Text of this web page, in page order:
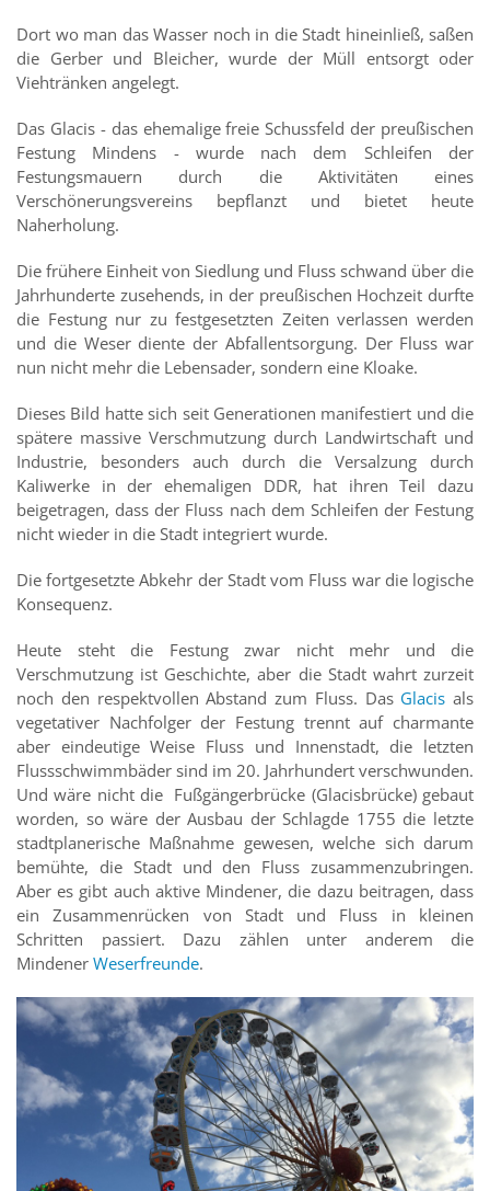
Dort wo man das Wasser noch in die Stadt hineinließ, saßen
die Gerber und Bleicher, wurde der Müll entsorgt oder
Viehtränken angelegt.
Das Glacis - das ehemalige freie Schussfeld der preußischen
Festung Mindens - wurde nach dem Schleifen der
Festungsmauern durch die Aktivitäten eines
Verschönerungsvereins bepflanzt und bietet heute
Naherholung.
Die frühere Einheit von Siedlung und Fluss schwand über die
Jahrhunderte zusehends, in der preußischen Hochzeit durfte
die Festung nur zu festgesetzten Zeiten verlassen werden
und die Weser diente der Abfallentsorgung. Der Fluss war
nun nicht mehr die Lebensader, sondern eine Kloake.
Dieses Bild hatte sich seit Generationen manifestiert und die
spätere massive Verschmutzung durch Landwirtschaft und
Industrie, besonders auch durch die Versalzung durch
Kaliwerke in der ehemaligen DDR, hat ihren Teil dazu
beigetragen, dass der Fluss nach dem Schleifen der Festung
nicht wieder in die Stadt integriert wurde.
Die fortgesetzte Abkehr der Stadt vom Fluss war die logische
Konsequenz.
Heute steht die Festung zwar nicht mehr und die
Verschmutzung ist Geschichte, aber die Stadt wahrt zurzeit
noch den respektvollen Abstand zum Fluss. Das Glacis als
vegetativer Nachfolger der Festung trennt auf charmante
aber eindeutige Weise Fluss und Innenstadt, die letzten
Flussschwimmbäder sind im 20. Jahrhundert verschwunden.
Und wäre nicht die Fußgängerbrücke (Glacisbrücke) gebaut
worden, so wäre der Ausbau der Schlagde 1755 die letzte
stadtplanerische Maßnahme gewesen, welche sich darum
bemühte, die Stadt und den Fluss zusammenzubringen.
Aber es gibt auch aktive Mindener, die dazu beitragen, dass
ein Zusammenrücken von Stadt und Fluss in kleinen
Schritten passiert. Dazu zählen unter anderem die
Mindener Weserfreunde.